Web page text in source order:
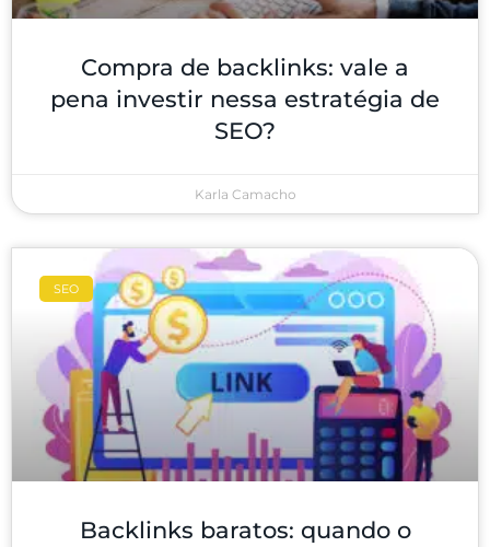
Compra de backlinks: vale a
pena investir nessa estratégia de
SEO?
Karla Camacho
SEO
Backlinks baratos: quando o